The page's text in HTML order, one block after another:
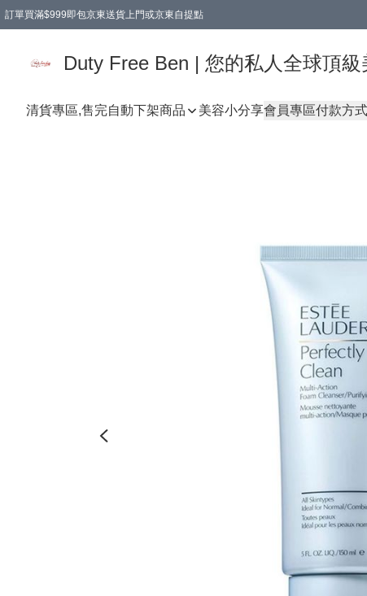
訂單買滿$999即包京東送貨上門或京東自提點
Duty Free Ben | 您的私人全球頂
清貨專區,售完自動下架商品 美容小分享會員專區付款方式